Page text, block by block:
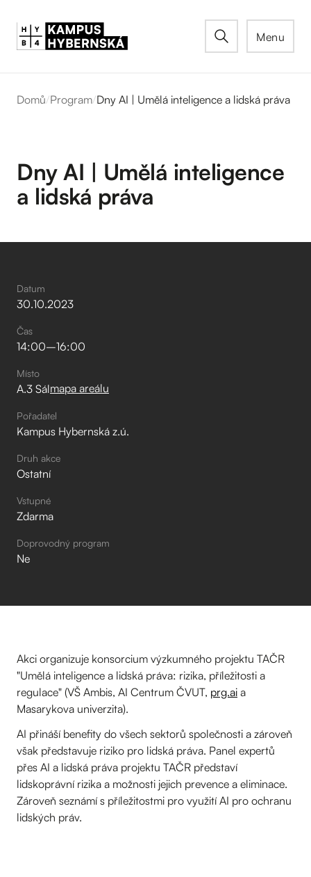
Menu
Domů/Program/Dny AI | Umělá inteligence a lidská práva
Dny AI | Umělá inteligence
a lidská práva
Datum
30.10.2023
Čas
14:00–⁠16:00
Místo
A.3 Sálmapa areálu
Pořadatel
Kampus Hybernská z.ú.
Druh akce
Ostatní
Vstupné
Zdarma
Doprovodný program
Ne
Akci organizuje konsorcium výzkumného projektu TAČR
"Umělá inteligence a lidská práva: rizika, příležitosti a
regulace" (VŠ Ambis, AI Centrum ČVUT, prg.ai a
Masarykova univerzita).
AI přináší benefity do všech sektorů společnosti a zároveň
však představuje riziko pro lidská práva. Panel expertů
přes AI a lidská práva projektu TAČR představí
lidskoprávní rizika a možnosti jejich prevence a eliminace.
Zároveň seznámí s příležitostmi pro využití AI pro ochranu
lidských práv.